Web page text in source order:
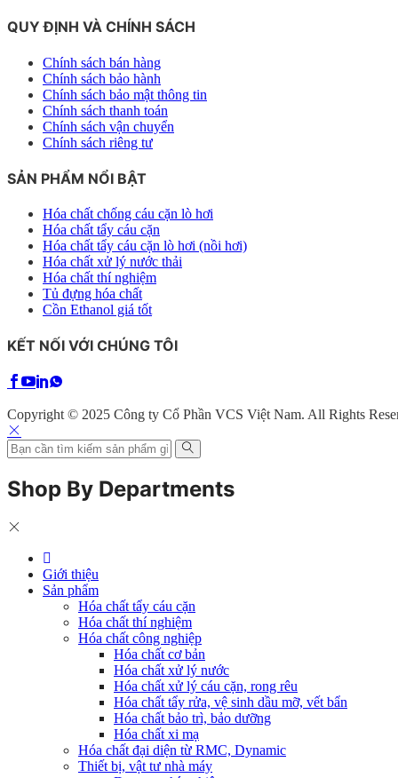
QUY ĐỊNH VÀ CHÍNH SÁCH
Chính sách bán hàng
Chính sách bảo hành
Chính sách bảo mật thông tin
Chính sách thanh toán
Chính sách vận chuyển
Chính sách riêng tư
SẢN PHẨM NỔI BẬT
Hóa chất chống cáu cặn lò hơi
Hóa chất tẩy cáu cặn
Hóa chất tẩy cáu cặn lò hơi (nồi hơi)
Hóa chất xử lý nước thải
Hóa chất thí nghiệm
Tủ đựng hóa chất
Cồn Ethanol giá tốt
KẾT NỐI VỚI CHÚNG TÔI
Copyright © 2025 Công ty Cổ Phần VCS Việt Nam. All Rights
Shop By Departments
Giới thiệu
Sản phẩm
Hóa chất tẩy cáu cặn
Hóa chất thí nghiệm
Hóa chất công nghiệp
Hóa chất cơ bản
Hóa chất xử lý nước
Hóa chất xử lý cáu cặn, rong rêu
Hóa chất tẩy rửa, vệ sinh dầu mỡ, vết bẩn
Hóa chất bảo trì, bảo dưỡng
Hóa chất xi mạ
Hóa chất đại diện từ RMC, Dynamic
Thiết bị, vật tư nhà máy